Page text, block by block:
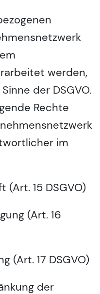
werden,
der DSGVO.
Rechte
im
(Art. 15 DSGVO)
(Art. 16
(Art. 17 DSGVO)
der